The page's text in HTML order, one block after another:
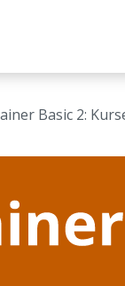
Basic 2: